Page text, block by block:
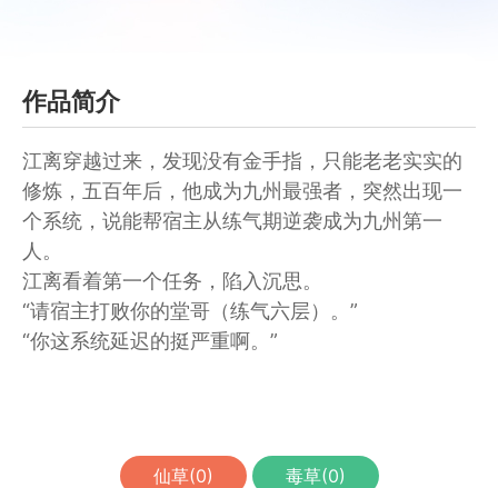
作品简介
江离穿越过来，发现没有金手指，只能老老实实的
修炼，五百年后，他成为九州最强者，突然出现一
个系统，说能帮宿主从练气期逆袭成为九州第一
人。
江离看着第一个任务，陷入沉思。
“请宿主打败你的堂哥（练气六层）。”
“你这系统延迟的挺严重啊。”
仙草(0) 毒草(0)